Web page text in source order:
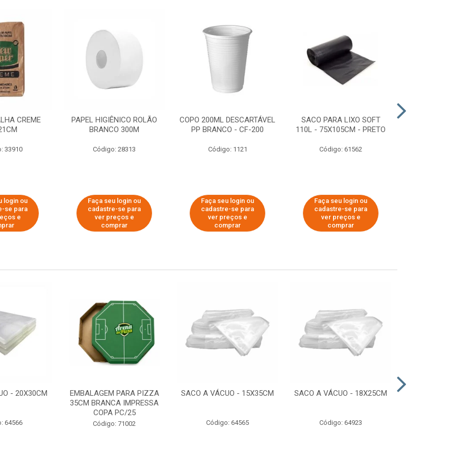
CREME
33910
login ou
se para
e
PAPEL HIGIÊNICO ROLÃO
BRANCO 300M
Código: 28313
Faça seu login ou
cadastre-se para
ver preços e
comprar
COPO 200ML DESCARTÁVEL
PP BRANCO - CF-200
Código: 1121
Faça seu login ou
cadastre-se para
ver preços e
comprar
SACO PARA LIXO SOFT
110L - 75X105CM - PRETO
Código: 61562
Faça seu login ou
cadastre-se para
ver preços e
comprar
- 20X30CM
64566
EMBALAGEM PARA PIZZA
35CM BRANCA IMPRESSA
COPA PC/25
Código: 71002
SACO A VÁCUO - 15X35CM
Código: 64565
SACO A VÁCUO - 18X25CM
Código: 64923